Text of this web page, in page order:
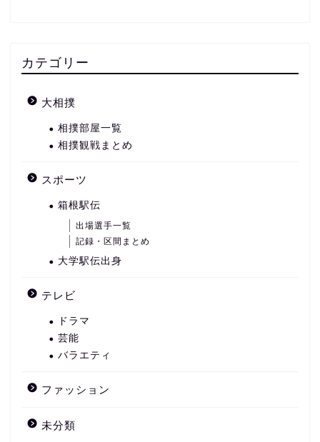
カテゴリー
大相撲
相撲部屋一覧
相撲観戦まとめ
スポーツ
箱根駅伝
出場選手一覧
記録・区間まとめ
大学駅伝出身
テレビ
ドラマ
芸能
バラエティ
ファッション
未分類